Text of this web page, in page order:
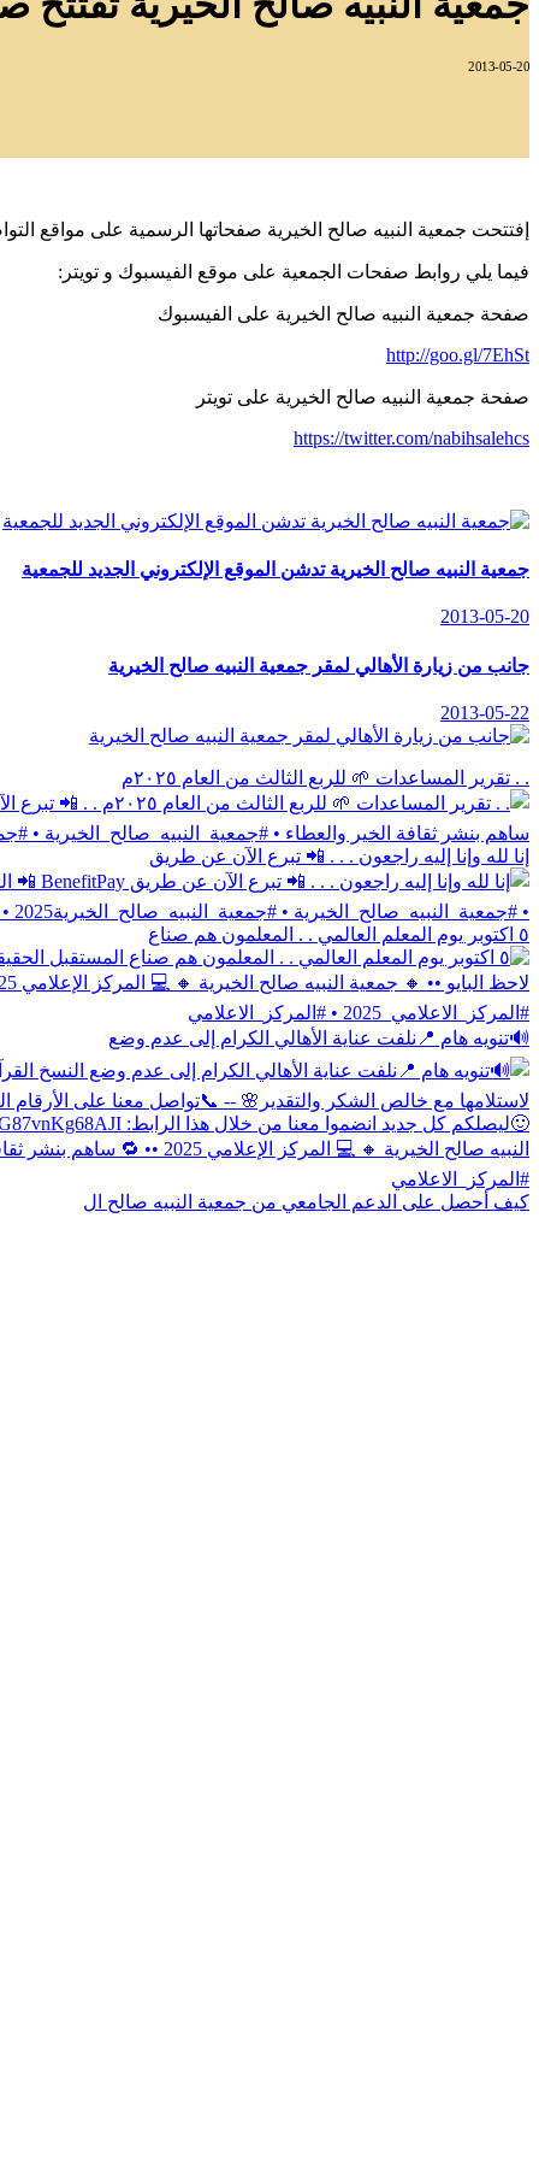
2013-05-20
إفتتحت جمعية النبيه صالح الخيرية صفحاتها الرسمية على مواقع
فيما يلي روابط صفحات الجمعية على موقع الفيسبوك و تويتر:
صفحة جمعية النبيه صالح الخيرية على الفيسبوك
http://goo.gl/7EhSt
صفحة جمعية النبيه صالح الخيرية على تويتر
https://twitter.com/nabihsalehcs
جمعية النبيه صالح الخيرية تدشن الموقع الإلكتروني الجديد للجمعية
2013-05-20
جانب من زيارة الأهالي لمقر جمعية النبيه صالح الخيرية
2013-05-22
. . تقرير المساعدات 🌱 للربع الثالث من العام ٢٠٢٥م
إنا لله وإنا إليه راجعون . . . 📲 تبرع الآن عن طريق
٥ اكتوبر يوم المعلم العالمي . . المعلمون هم صناع
🔊تنويه هام 📍نلفت عناية الأهالي الكرام إلى عدم وضع
كيف أحصل على الدعم الجامعي من جمعية النبيه صالح ال